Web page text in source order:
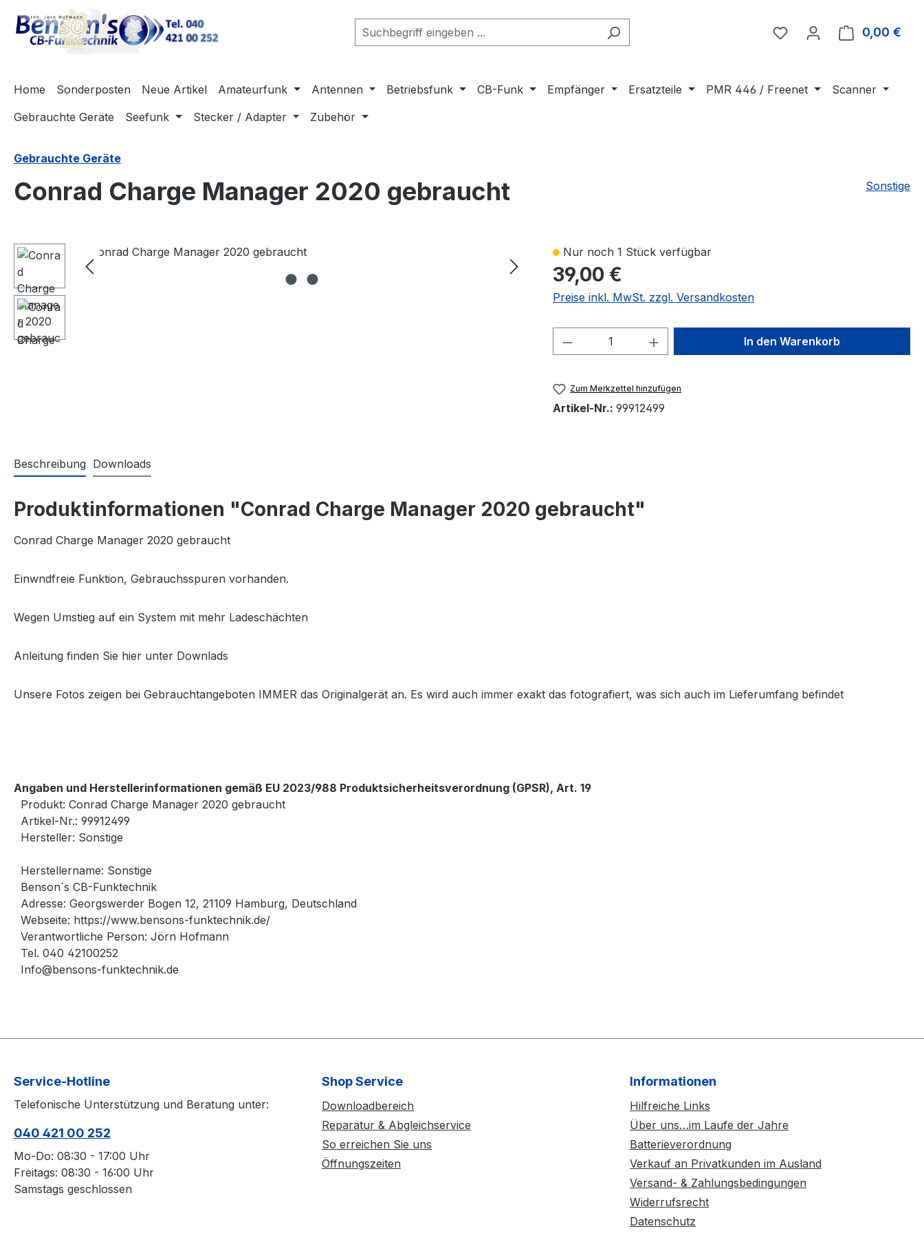
Hauptinhalt springen
Zur Suche springen
Zur Hauptnavigation springen
0,00 €
Home Sonderposten Neue Artikel Amateurfunk Antennen Betriebsfunk CB-Funk Empfänger Ersatzteile PMR 446 / Freenet
Scanner
Gebrauchte Geräte
Seefunk Stecker / Adapter Zubehör
Gebrauchte Geräte
Conrad Charge Manager 2020 gebraucht Sonstige
Bildergalerie überspringen Nur noch 1 Stück verfügbar
39,00 €
Preise inkl. MwSt. zzgl. Versandkosten
Produkt Anzahl: Gib den gewünschten Wert
In den Warenkorb
Zum Merkzettel hinzufügen
Artikel-Nr.: 99912499
Beschreibung Downloads
Produktinformationen "Conrad Charge Manager 2020 gebraucht"
Conrad Charge Manager 2020 gebraucht
Einwndfreie Funktion, Gebrauchsspuren vorhanden.
Wegen Umstieg auf ein System mit mehr Ladeschächten
Anleitung finden Sie hier unter Downlads
Unsere Fotos zeigen bei Gebrauchtangeboten IMMER das Originalgerät an. Es wird auch immer exakt das fotografiert, was sich auch im Lieferumfang befindet
Angaben und Herstellerinformationen gemäß EU 2023/988 Produktsicherheitsverordnung (GPSR), Art. 19
Produkt: Conrad Charge Manager 2020 gebraucht
Artikel-Nr.: 99912499
Hersteller: Sonstige
Herstellername: Sonstige
Benson´s CB-Funktechnik
Adresse: Georgswerder Bogen 12, 21109 Hamburg, Deutschland
Webseite: https://www.bensons-funktechnik.de/
Verantwortliche Person: Jörn Hofmann
Tel. 040 42100252
Info@bensons-funktechnik.de
Service-Hotline
Telefonische Unterstützung und Beratung unter:
040 421 00 252
Mo-Do: 08:30 - 17:00 Uhr
Freitags: 08:30 - 16:00 Uhr
Samstags geschlossen
Shop Service
Downloadbereich
Reparatur & Abgleichservice
So erreichen Sie uns
Öffnungszeiten
Informationen
Hilfreiche Links
Über uns…im Laufe der Jahre
Batterieverordnung
Verkauf an Privatkunden im Ausland
Versand- & Zahlungsbedingungen
Widerrufsrecht
Datenschutz